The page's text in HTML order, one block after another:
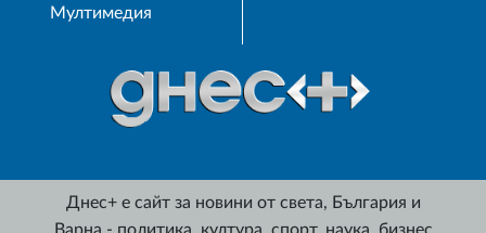
Мултимедия
Днес+ е сайт за новини от света, България и